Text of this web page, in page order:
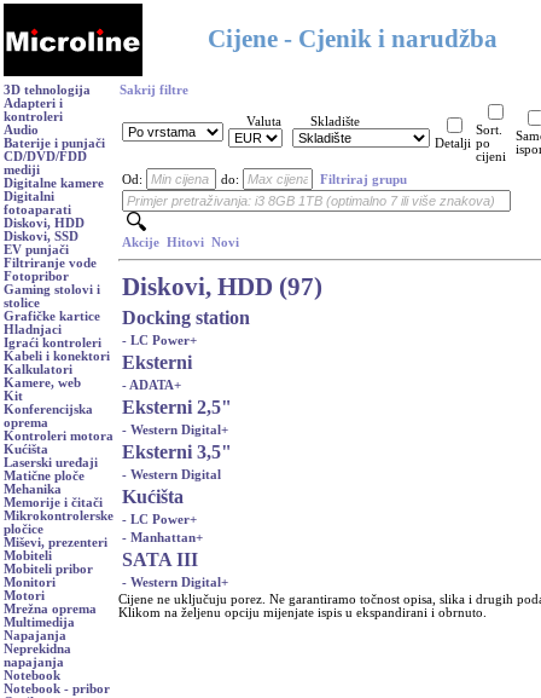
Cijene - Cjenik i narudžba
3D tehnologija
Adapteri i
kontroleri
Audio
Baterije i punjači
CD/DVD/FDD
mediji
Digitalne kamere
Digitalni
fotoaparati
Diskovi, HDD
Diskovi, SSD
EV punjači
Filtriranje vode
Fotopribor
Gaming stolovi i
stolice
Grafičke kartice
Hladnjaci
Igraći kontroleri
Kabeli i konektori
Kalkulatori
Kamere, web
Kit
Konferencijska
oprema
Kontroleri motora
Kućišta
Laserski uređaji
Matične ploče
Mehanika
Memorije i čitači
Mikrokontrolerske
pločice
Miševi, prezenteri
Mobiteli
Mobiteli pribor
Monitori
Motori
Mrežna oprema
Multimedija
Napajanja
Neprekidna
napajanja
Notebook
Notebook - pribor
Sakrij filtre
Valuta
Skladište
Detalji
Sort.
po
cijeni
Od: do: Filtriraj grupu
Akcije Hitovi Novi
Diskovi, HDD (97)
Docking station
- LC Power+
Eksterni
- ADATA+
Eksterni 2,5"
- Western Digital+
Eksterni 3,5"
- Western Digital
Kućišta
- LC Power+
- Manhattan+
SATA III
- Western Digital+
Cijene ne uključuju porez. Ne garantiramo točnost opisa, slika i drugih
Klikom na željenu opciju mijenjate ispis u ekspandirani i obrnuto.